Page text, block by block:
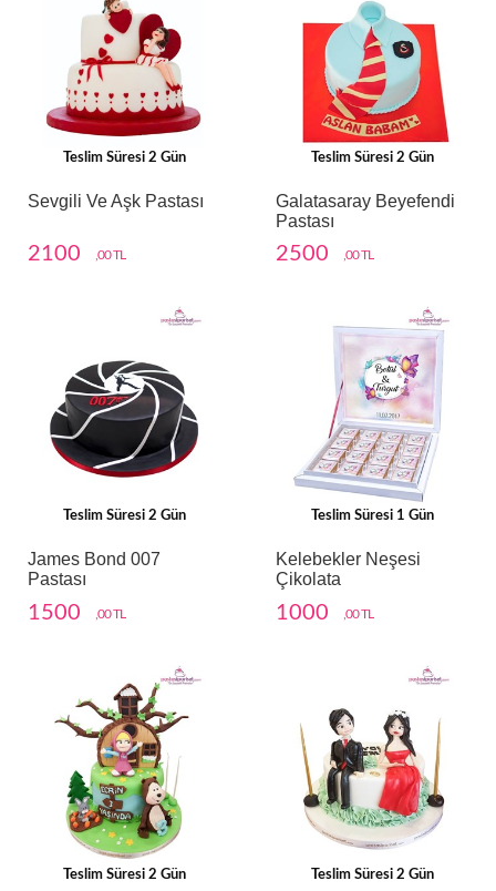
Teslim Süresi 2 Gün
Sevgili Ve Aşk Pastası
2100 ,00 TL
Teslim Süresi 2 Gün
Galatasaray Beyefendi
Pastası
2500 ,00 TL
Teslim Süresi 2 Gün
James Bond 007
Pastası
1500 ,00 TL
Teslim Süresi 1 Gün
Kelebekler Neşesi
Çikolata
1000 ,00 TL
Teslim Süresi 2 Gün Teslim Süresi 2 Gün